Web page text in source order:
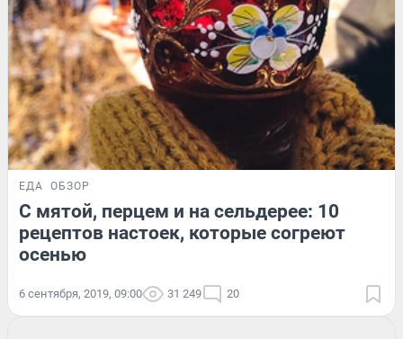
ЕДА ОБЗОР
С мятой, перцем и на сельдерее: 10
рецептов настоек, которые согреют
осенью
6 сентября, 2019, 09:00 31 249 20